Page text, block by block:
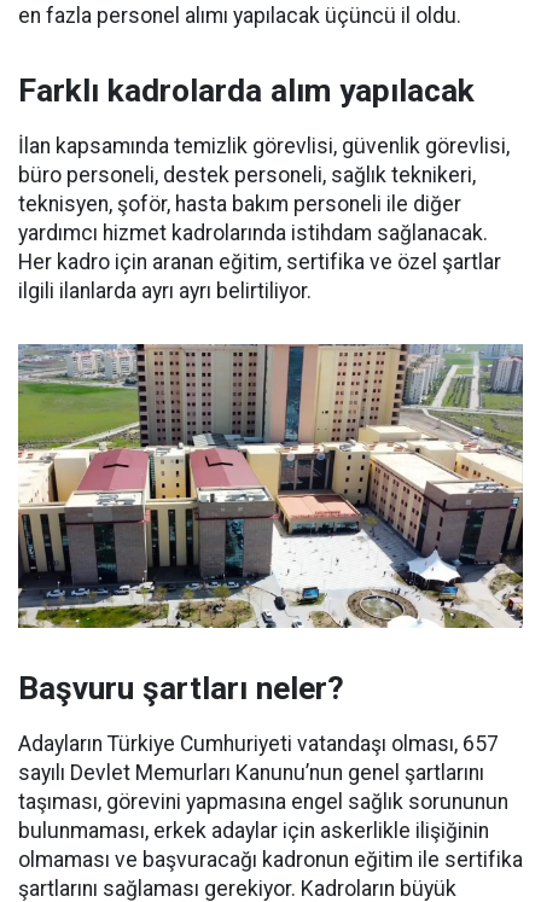
en fazla personel alımı yapılacak üçüncü il oldu.
Farklı kadrolarda alım yapılacak
İlan kapsamında temizlik görevlisi, güvenlik görevlisi,
büro personeli, destek personeli, sağlık teknikeri,
teknisyen, şoför, hasta bakım personeli ile diğer
yardımcı hizmet kadrolarında istihdam sağlanacak.
Her kadro için aranan eğitim, sertifika ve özel şartlar
ilgili ilanlarda ayrı ayrı belirtiliyor.
Başvuru şartları neler?
Adayların Türkiye Cumhuriyeti vatandaşı olması, 657
sayılı Devlet Memurları Kanunu’nun genel şartlarını
taşıması, görevini yapmasına engel sağlık sorununun
bulunmaması, erkek adaylar için askerlikle ilişiğinin
olmaması ve başvuracağı kadronun eğitim ile sertifika
şartlarını sağlaması gerekiyor. Kadroların büyük